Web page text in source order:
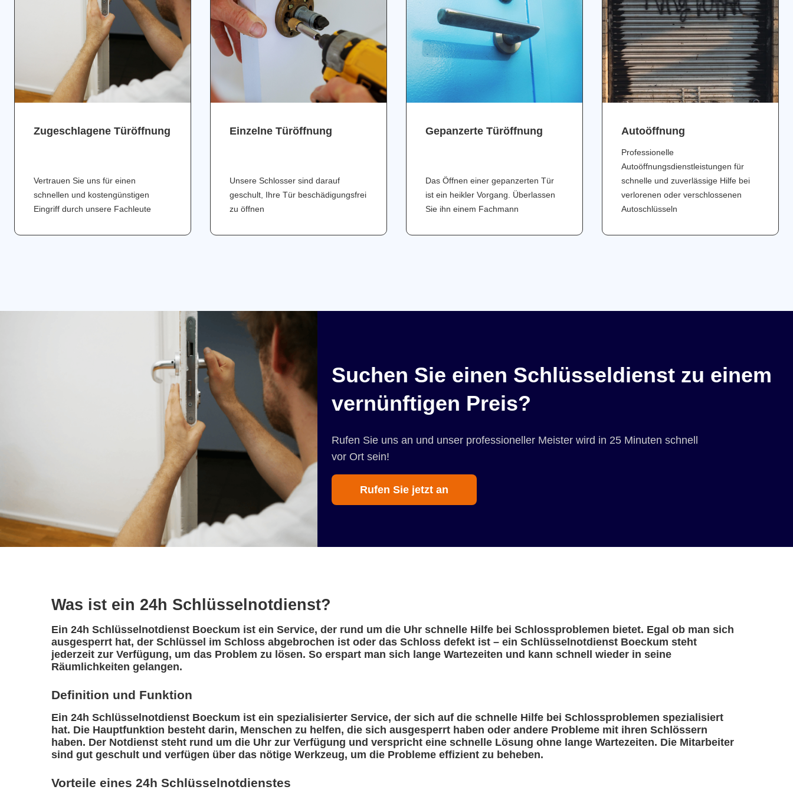
Zugeschlagene Türöffnung
Vertrauen Sie uns für einen
schnellen und kostengünstigen
Eingriff durch unsere Fachleute
Einzelne Türöffnung
Unsere Schlosser sind darauf
geschult, Ihre Tür beschädigungsfrei
zu öffnen
Gepanzerte Türöffnung
Das Öffnen einer gepanzerten Tür
ist ein heikler Vorgang. Überlassen
Sie ihn einem Fachmann
Аutoöffnung
Professionelle
Autoöffnungsdienstleistungen für
schnelle und zuverlässige Hilfe bei
verlorenen oder verschlossenen
Autoschlüsseln
Suchen Sie einen Schlüsseldienst zu einem
vernünftigen Preis?
Rufen Sie uns an und unser professioneller Meister wird in 25 Minuten schnell
vor Ort sein!
Rufen Sie jetzt an
Was ist ein 24h Schlüsselnotdienst?
Ein 24h Schlüsselnotdienst Boeckum ist ein Service, der rund um die Uhr schnelle Hilfe bei Schlossproblemen bietet. Egal ob man sich
ausgesperrt hat, der Schlüssel im Schloss abgebrochen ist oder das Schloss defekt ist – ein Schlüsselnotdienst Boeckum steht
jederzeit zur Verfügung, um das Problem zu lösen. So erspart man sich lange Wartezeiten und kann schnell wieder in seine
Räumlichkeiten gelangen.
Definition und Funktion
Ein 24h Schlüsselnotdienst Boeckum ist ein spezialisierter Service, der sich auf die schnelle Hilfe bei Schlossproblemen spezialisiert
hat. Die Hauptfunktion besteht darin, Menschen zu helfen, die sich ausgesperrt haben oder andere Probleme mit ihren Schlössern
haben. Der Notdienst steht rund um die Uhr zur Verfügung und verspricht eine schnelle Lösung ohne lange Wartezeiten. Die Mitarbeiter
sind gut geschult und verfügen über das nötige Werkzeug, um die Probleme effizient zu beheben.
Vorteile eines 24h Schlüsselnotdienstes